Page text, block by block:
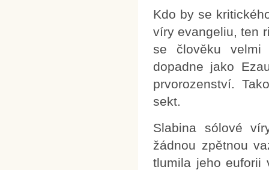
Kdo by se
víry evangeliu, ten
se člověku velmi
dopadne jako
prvorozenství.
sekt.
Slabina sólové
žádnou zpětnou
tlumila jeho euforii